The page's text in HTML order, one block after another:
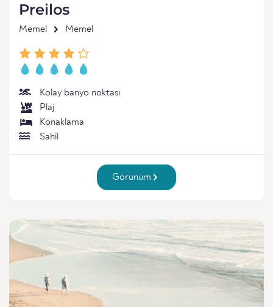
Preilos
Memel Memel
Kolay banyo noktası
Plaj
Konaklama
Sahil
Görünüm